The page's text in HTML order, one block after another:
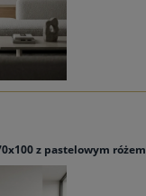
z pastelowym różem